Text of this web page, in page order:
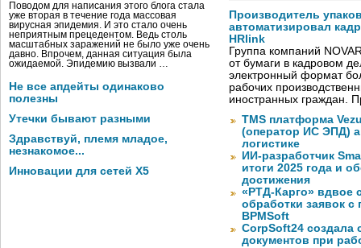
Поводом для написания этого блога стала
уже вторая в течение года массовая
вирусная эпидемия. И это стало очень
неприятным прецедентом. Ведь столь
масштабных заражений не было уже очень
давно. Впрочем, данная ситуация была
ожидаемой. Эпидемию вызвали …
Не все апдейты одинаково
полезны
Утечки бывают разными
Здравствуй, племя младое,
незнакомое...
Инновации для сетей X5
Производитель
автоматизировал
HRlink
Группа компаний
от бумаги в кадровом
электронный формат
рабочих
иностранных граждан.
TMS платформа
(оператор ИС ЭПД)
логистике
ИИ-разработчик
итоги 2025 года и
достижения
«РТД-Карго» вдвое
обработки заявок
BPMSoft
CorpSoft24 создала
документов при